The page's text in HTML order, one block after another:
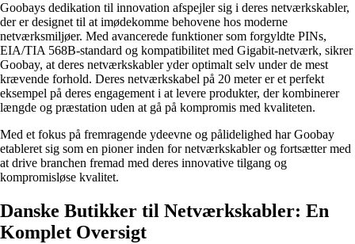
Goobays dedikation til innovation afspejler sig i deres netværkskabler,
der er designet til at imødekomme behovene hos moderne
netværksmiljøer. Med avancerede funktioner som forgyldte PINs,
EIA/TIA 568B-standard og kompatibilitet med Gigabit-netværk, sikrer
Goobay, at deres netværkskabler yder optimalt selv under de mest
krævende forhold. Deres netværkskabel på 20 meter er et perfekt
eksempel på deres engagement i at levere produkter, der kombinerer
længde og præstation uden at gå på kompromis med kvaliteten.
Med et fokus på fremragende ydeevne og pålidelighed har Goobay
etableret sig som en pioner inden for netværkskabler og fortsætter med
at drive branchen fremad med deres innovative tilgang og
kompromisløse kvalitet.
Danske Butikker til Netværkskabler: En
Komplet Oversigt